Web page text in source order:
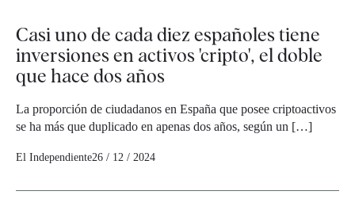
Casi uno de cada diez españoles tiene
inversiones en activos 'cripto', el doble
que hace dos años
La proporción de ciudadanos en España que posee criptoactivos
se ha más que duplicado en apenas dos años, según un […]
El Independiente26 / 12 / 2024